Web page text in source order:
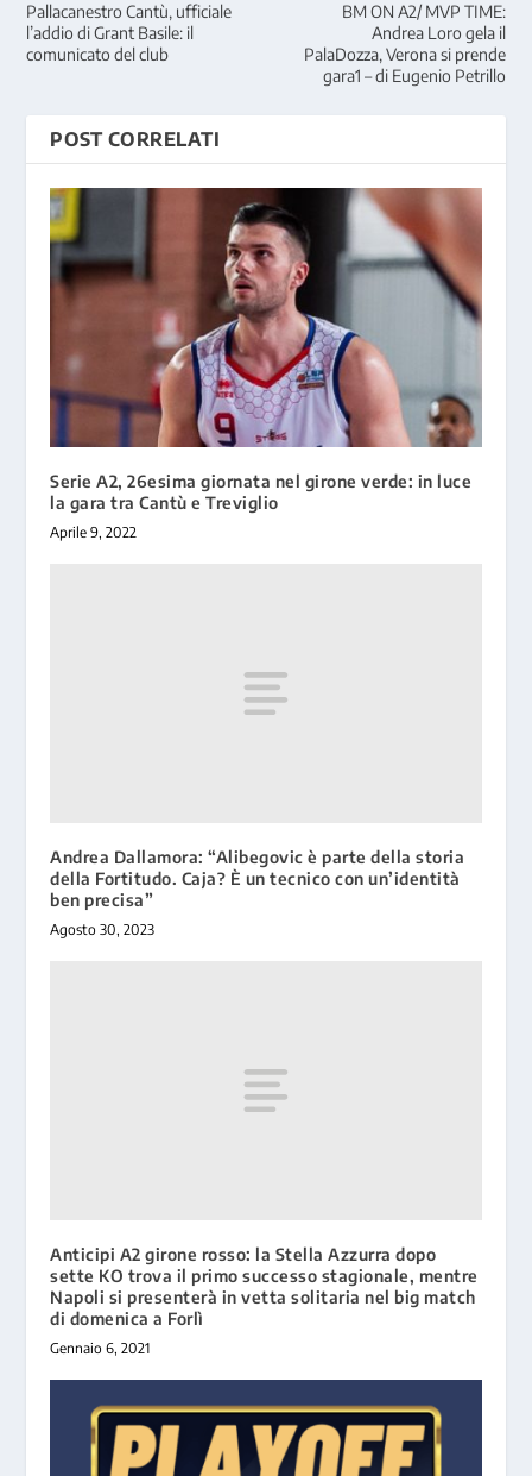
Pallacanestro Cantù, ufficiale
l’addio di Grant Basile: il
comunicato del club
BM ON A2/ MVP TIME:
Andrea Loro gela il
PalaDozza, Verona si prende
gara1 – di Eugenio Petrillo
POST CORRELATI
Serie A2, 26esima giornata nel girone verde: in luce
la gara tra Cantù e Treviglio
Aprile 9, 2022
Andrea Dallamora: “Alibegovic è parte della storia
della Fortitudo. Caja? È un tecnico con un’identità
ben precisa”
Agosto 30, 2023
Anticipi A2 girone rosso: la Stella Azzurra dopo
sette KO trova il primo successo stagionale, mentre
Napoli si presenterà in vetta solitaria nel big match
di domenica a Forlì
Gennaio 6, 2021